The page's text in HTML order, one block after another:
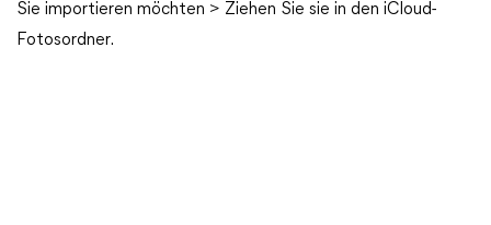
Sie importieren möchten > Ziehen Sie sie in den iCloud-
Fotosordner.